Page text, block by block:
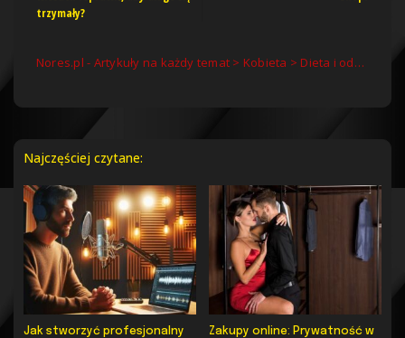
trzymały?
Nores.pl - Artykuły na każdy temat > Kobieta > Dieta i odchudzanie
Najczęściej czytane:
Jak stworzyć profesjonalny
Zakupy online: Prywatność w